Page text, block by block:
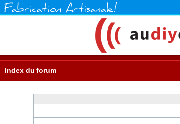
Index du forum